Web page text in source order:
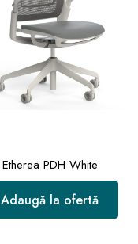
Etherea PDH White
Adaugă la ofertă